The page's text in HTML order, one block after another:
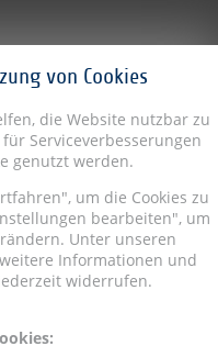
von Cookies
die Website nutzbar zu
Serviceverbesserungen
genutzt werden.
um die Cookies zu
bearbeiten", um
Unter unseren
Informationen und
widerrufen.